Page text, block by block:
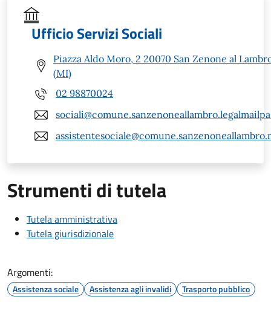
Ufficio Servizi Sociali
Piazza Aldo Moro, 2 20070 San Zenone al
(MI)
02 98870024
Strumenti di tutela
Tutela amministrativa
Tutela giurisdizionale
Argomenti:
Assistenza sociale Assistenza agli invalidi Trasporto pubblico